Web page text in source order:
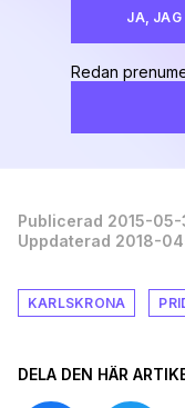
JA, JAG
Redan
Publicerad 2015-05-
Uppdaterad 2018-
KARLSKRONA
DELA DEN HÄR